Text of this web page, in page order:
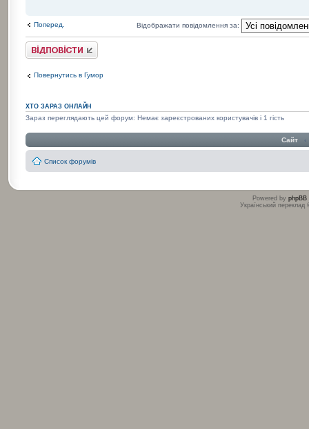
Поперед. Відображати повідомлення за:
Відповісти
Повернутись в Гумор
ХТО ЗАРАЗ ОНЛАЙН
Зараз переглядають цей форум: Немає зареєстрованих користувачів і 1 гість
Сайт ‹
Список форумів
Powered by phpBB
Український